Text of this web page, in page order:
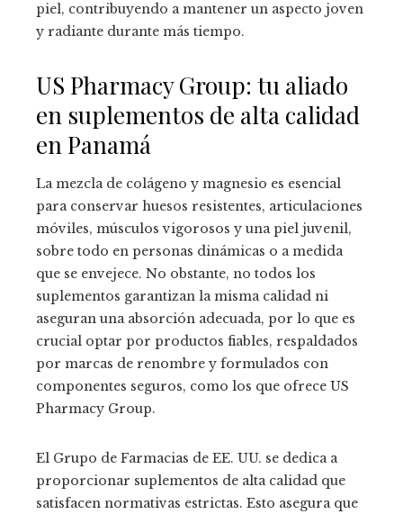
piel, contribuyendo a mantener un aspecto joven
y radiante durante más tiempo.
US Pharmacy Group: tu aliado
en suplementos de alta calidad
en Panamá
La mezcla de colágeno y magnesio es esencial
para conservar huesos resistentes, articulaciones
móviles, músculos vigorosos y una piel juvenil,
sobre todo en personas dinámicas o a medida
que se envejece. No obstante, no todos los
suplementos garantizan la misma calidad ni
aseguran una absorción adecuada, por lo que es
crucial optar por productos fiables, respaldados
por marcas de renombre y formulados con
componentes seguros, como los que ofrece US
Pharmacy Group.
El Grupo de Farmacias de EE. UU. se dedica a
proporcionar suplementos de alta calidad que
satisfacen normativas estrictas. Esto asegura que